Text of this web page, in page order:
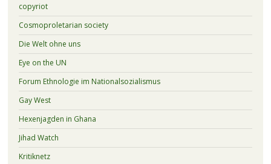
copyriot
Cosmoproletarian society
Die Welt ohne uns
Eye on the UN
Forum Ethnologie im Nationalsozialismus
Gay West
Hexenjagden in Ghana
Jihad Watch
Kritiknetz